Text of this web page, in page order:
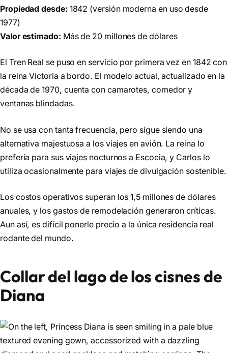
Propiedad desde: 1842 (versión moderna en uso desde
1977)
Valor estimado: Más de 20 millones de dólares
El Tren Real se puso en servicio por primera vez en 1842 con
la reina Victoria a bordo. El modelo actual, actualizado en la
década de 1970, cuenta con camarotes, comedor y
ventanas blindadas.
No se usa con tanta frecuencia, pero sigue siendo una
alternativa majestuosa a los viajes en avión. La reina lo
prefería para sus viajes nocturnos a Escocia, y Carlos lo
utiliza ocasionalmente para viajes de divulgación sostenible.
Los costos operativos superan los 1,5 millones de dólares
anuales, y los gastos de remodelación generaron críticas.
Aun así, es difícil ponerle precio a la única residencia real
rodante del mundo.
Collar del lago de los cisnes de
Diana